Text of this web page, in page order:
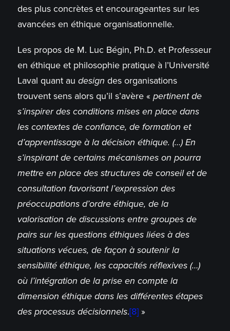
des plus concrètes et encourageantes sur les
avancées en éthique organisationnelle.
Les propos de M. Luc Bégin, Ph.D. et Professeur
en éthique et philosophie pratique à l’Université
Laval quant au design des organisations
trouvent sens alors qu’il s’avère « pertinent de
s’inspirer des conditions mises en place dans
les contextes de confiance, de formation et
d’apprentissage à la décision éthique. (…) En
s’inspirant de certains mécanismes on pourra
mettre en place des structures de conseil et de
consultation favorisant l’expression des
préoccupations d’ordre éthique, de la
valorisation de discussions entre groupes de
pairs sur les questions éthiques liées à des
situations vécues, de façon à soutenir la
sensibilité éthique, les capacités réflexives (…)
où l’intégration de la prise en compte la
dimension éthique dans les différentes étapes
des processus décisionnels.[8]»